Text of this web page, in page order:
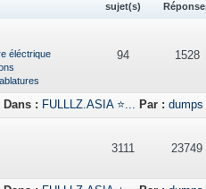
sujet(s)
éléctrique
94 1528
Dans : FULLLZ.ASIA ⭐... Par : dumps
3111 23749